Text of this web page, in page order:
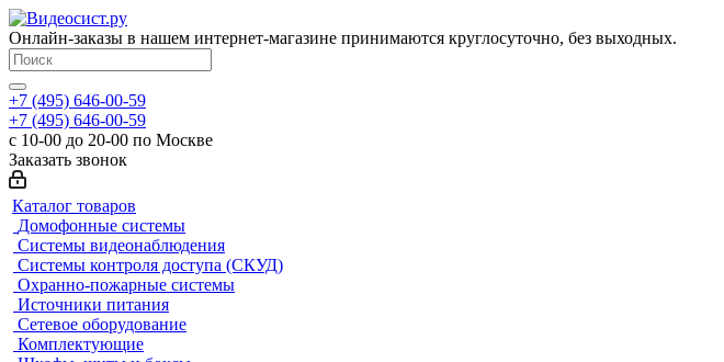
Онлайн-заказы в нашем интернет-магазине принимаются круглосуточно, без выходных.
+7 (495) 646-00-59
+7 (495) 646-00-59
с 10-00 до 20-00 по Москве
Заказать звонок
Каталог товаров
Домофонные системы
Системы видеонаблюдения
Системы контроля доступа (СКУД)
Охранно-пожарные системы
Источники питания
Сетевое оборудование
Комплектующие